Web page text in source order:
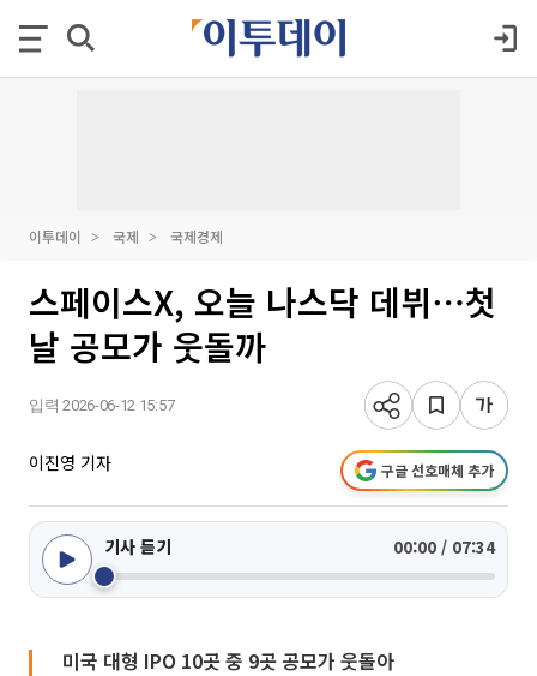
이투데이 국제 국제경제
스페이스X, 오늘 나스닥 데뷔⋯첫
날 공모가 웃돌까
입력 2026-06-12 15:57
이진영 기자 구글 선호매체 추가
기사 듣기 00:00 / 07:34
미국 대형 IPO 10곳 중 9곳 공모가 웃돌아